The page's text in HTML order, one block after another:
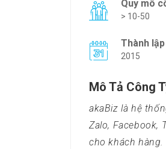
Quy mô
> 10-50
Thành lập
2015
Mô Tả Công
akaBiz là hệ
Zalo, Facebook,
cho khách